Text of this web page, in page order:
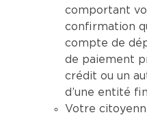
comportant
confirmation
compte de
de paiement
crédit ou un
d’une entité
Votre